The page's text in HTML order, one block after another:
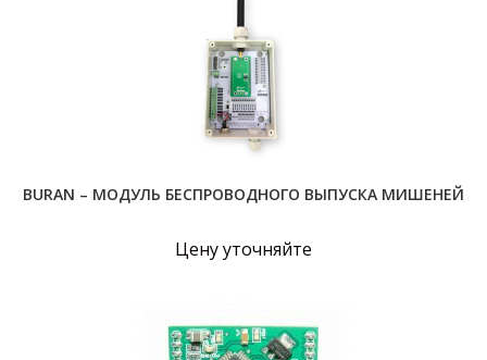
BURAN – МОДУЛЬ БЕСПРОВОДНОГО ВЫПУСКА МИШЕНЕЙ
Цену уточняйте